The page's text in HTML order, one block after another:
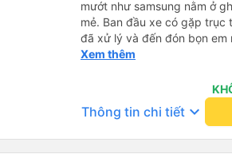
mướt như samsung nằm ở
mẻ. Ban đầu xe có gặp trục
đã xử lý và đến đón bọn em
xế Văn Sĩ quá vui tính và
xe. Lần sau e mong có
Xem thêm
Thông tin chi tiết keyboard_arrow_down